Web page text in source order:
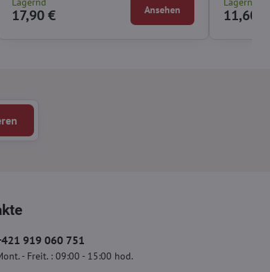
17,90 € Ansehen 11,60 €
919 060 751
- Freit. : 09:00 - 15:00 hod.